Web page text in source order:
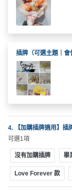
廳
B
Q
場
地
奇
玩
樂
體
驗
手
插牌（可選主題｜會
4. 【加購插牌適用】插
可選1項
沒有加購插牌 畢
Love Forever 款